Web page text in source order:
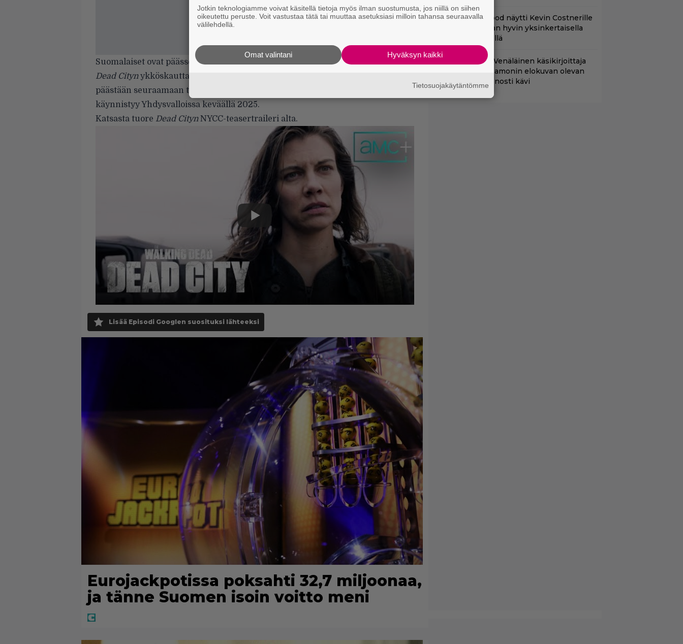
Suomalaiset ovat päässeetvihdoin tällä viikolla katselemaanThe Walking Dead:
Dead Citynykköskautta Disney Plussan kautta
päästään seuraamaan tammikuun puolen välin tienoilla
käynnistyy Yhdysvalloissa keväällä 2025.
Katsasta tuore Dead CitynNYCC-teasertraileri alta.
Lisää Episodi Googlen suosituksi lähteeksi
Eurojackpotissa poksahti 32,7 miljoonaa,
ja tänne Suomen isoin voitto meni
Clint Eastwood näytti Kevin Costnerille
kaapin paikan hyvin yksinkertaisella
toimenpiteellä
Illalla tv:ssä: Venäläinen käsikirjoittaja
väitti Matt Damonin elokuvan olevan
hänen – huonosti kävi
Jotkin teknologiamme voivat käsitellä tietoja myös ilman suostumusta, jos niillä on siihen
oikeutettu peruste. Voit vastustaa tätä tai muuttaa asetuksiasi milloin tahansa seuraavalla
välilehdellä.
Hyväksyn kaikki
Omat valintani
Tietosuojakäytäntömme